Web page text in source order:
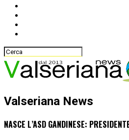
Valseriana News
NASCE L’ASD GANDINESE: